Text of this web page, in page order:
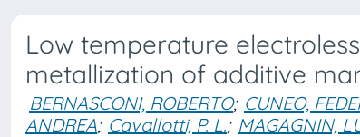
Low temperature
metallization of additive
BERNASCONI, ROBERTO; CUNEO,
ANDREA; Cavallotti, P. L.; MAGAGNIN,